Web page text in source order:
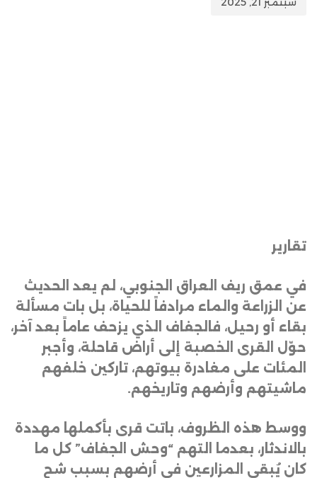
تقارير
في عمق ريف العراق الجنوبي، لم يعد الحديث
عن الزراعة والماء مرادفاً للحياة، بل بات مسألة
بقاء أو رحيل، فالجفاف الذي يزحف عاماً بعد آخر،
حوّل القرى الخصبة إلى أراض قاحلة، وأجبر
المئات على مغادرة بيوتهم، تاركين خلفهم
ماشيتهم وأرضهم وتاريخهم.
ووسط هذه الظروف، باتت قرى بأكملها مهددة
بالاندثار، بعدما التهم “وحش الجفاف” كل ما
كان يُبقي المزارعين في أرضهم بسبب شح